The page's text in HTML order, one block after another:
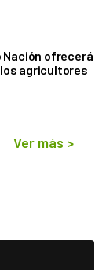
ofrecerá
agricultores
Ver más >